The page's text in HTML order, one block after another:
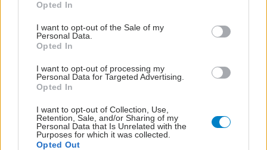
use your data for below specified purposes in below Google
consent section.
Opted In
I want to opt-out of the Sale of my
Personal Data.
Opted In
I want to opt-out of processing my
Personal Data for Targeted Advertising.
Opted In
I want to opt-out of Collection, Use,
Retention, Sale, and/or Sharing of my
Personal Data that Is Unrelated with the
Purposes for which it was collected.
Opted Out